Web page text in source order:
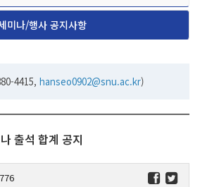
미나/행사 공지사항
4415, hanseo0902@snu.ac.kr)
출석 합계 공지